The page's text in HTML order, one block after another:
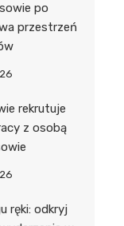
po
przestrzeń
rekrutuje
z osobą
ręki: odkryj